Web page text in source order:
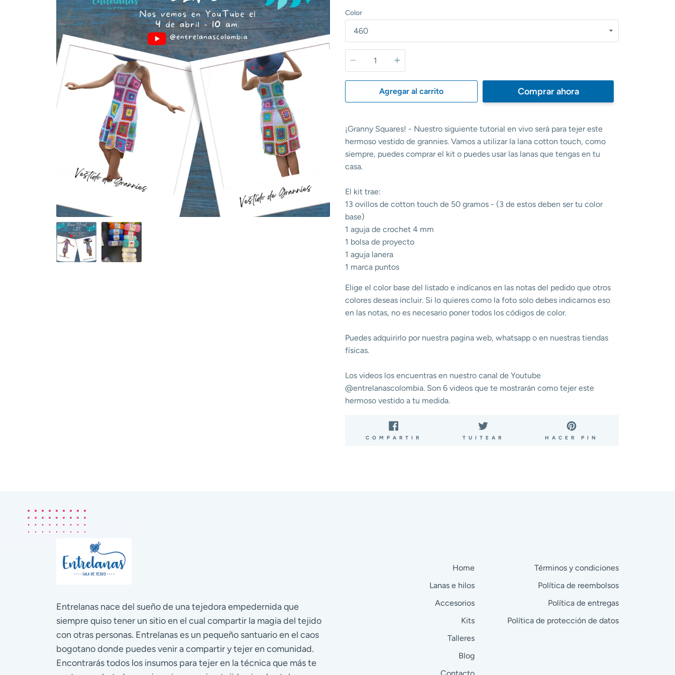
Color
Cantidad
Agregar al carrito Comprar ahora
¡Granny Squares! - Nuestro siguiente tutorial en vivo será para tejer este
hermoso vestido de grannies. Vamos a utilizar la lana cotton touch, como
siempre, puedes comprar el kit o puedes usar las lanas que tengas en tu
casa.
El kit trae:
13 ovillos de cotton touch de 50 gramos - (3 de estos deben ser tu color
base)
1 aguja de crochet 4 mm
1 bolsa de proyecto
1 aguja lanera
1 marca puntos
Elige el color base del listado e indícanos en las notas del pedido que otros
colores deseas incluir. Si lo quieres como la foto solo debes indicarnos eso
en las notas, no es necesario poner todos los códigos de color.
Puedes adquirirlo por nuestra pagina web, whatsapp o en nuestras tiendas
físicas.
Los videos los encuentras en nuestro canal de Youtube
@entrelanascolombia. Son 6 videos que te mostrarán como tejer este
hermoso vestido a tu medida.
COMPARTIR
COMPARTIRTUITEAR
TUITEARHACER PIN
Entrelanas nace del sueño de una tejedora empedernida que
siempre quiso tener un sitio en el cual compartir la magia del tejido
con otras personas. Entrelanas es un pequeño santuario en el caos
bogotano donde puedes venir a compartir y tejer en comunidad.
Encontrarás todos los insumos para tejer en la técnica que más te
Home
Lanas e hilos
Accesorios
Kits
Talleres
Blog
Términos y condiciones
Política de reembolsos
Política de entregas
Política de protección de datos